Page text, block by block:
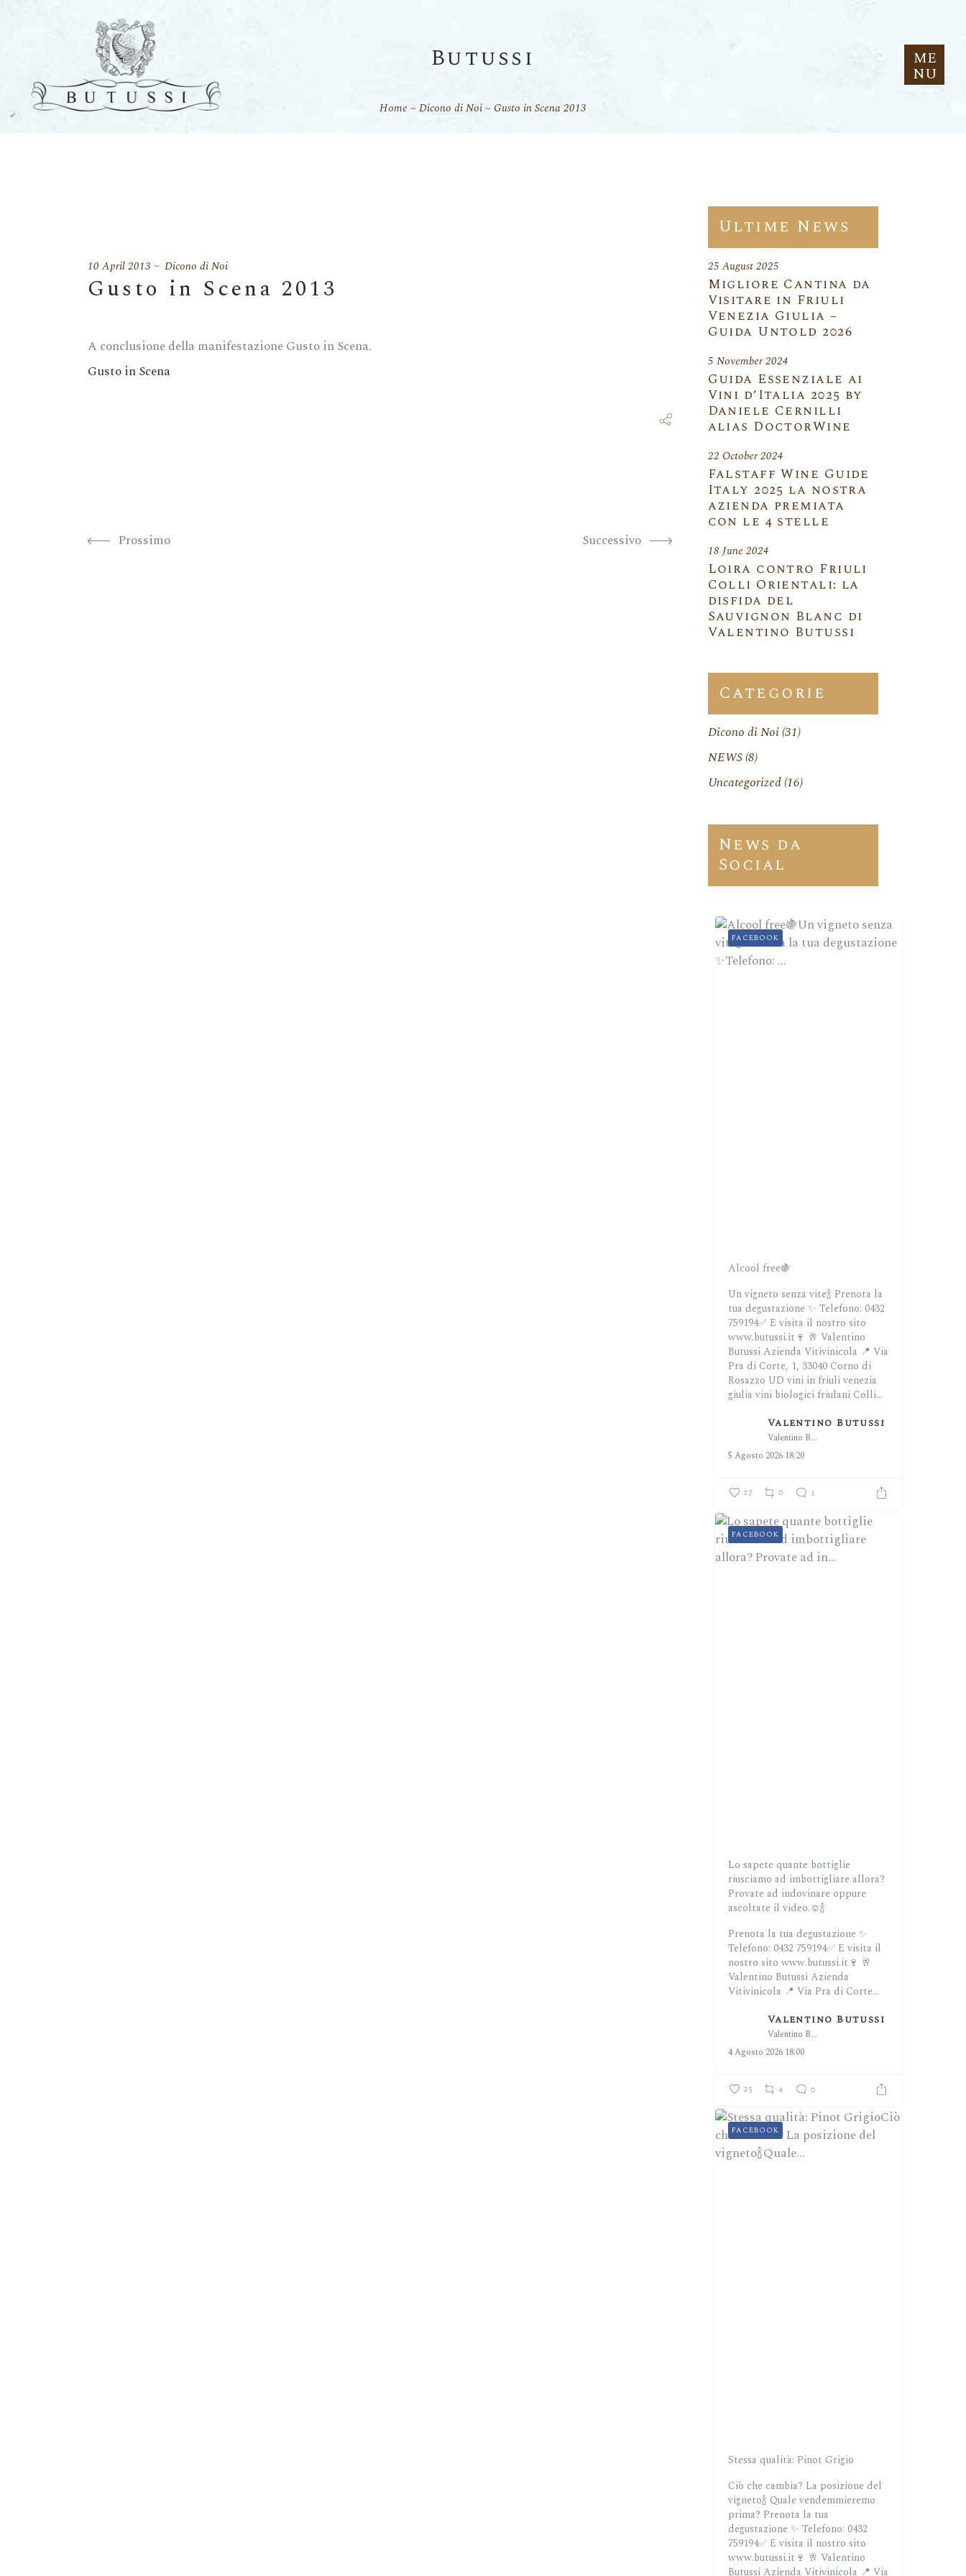
ME
NU
Butussi
Home Dicono di Noi Gusto in Scena 2013
10 April 2013 Dicono di Noi
Gusto in Scena 2013
A conclusione della manifestazione Gusto in Scena.
Gusto in Scena
Prossimo Successivo
Ultime News
Migliore Cantina da
Visitare in Friuli
Venezia Giulia –
Guida Untold 2026
25 August 2025
Guida Essenziale ai
Vini d’Italia 2025 by
Daniele Cernilli
alias DoctorWine
5 November 2024
Falstaff Wine Guide
Italy 2025 la nostra
azienda premiata
con le 4 stelle
22 October 2024
Loira contro Friuli
Colli Orientali: la
disfida del
Sauvignon Blanc di
Valentino Butussi
18 June 2024
Categorie
Dicono di Noi(31)
NEWS(8)
Uncategorized(16)
News da
Social
Alcool free🍇
Un vigneto senza vite🍾 Prenota la
tua degustazione ✨ Telefono: 0432
759194✅ E visita il nostro sito
www.butussi.it🍷 🥂 Valentino
Butussi Azienda Vitivinicola 📍 Via
Pra di Corte, 1, 33040 Corno di
Rosazzo UD vini in friuli venezia
giulia vini biologici friulani Colli...
Valentino Butussi
Valentino Butussi
5 Agosto 2026 18:20
FACEBOOK
27 0 1
Lo sapete quante bottiglie
riusciamo ad imbottigliare allora?
Provate ad indovinare oppure
ascoltate il video.☺️🍾
Prenota la tua degustazione ✨
Telefono: 0432 759194✅ E visita il
nostro sito www.butussi.it🍷 🥂
Valentino Butussi Azienda
Vitivinicola 📍 Via Pra di Corte...
Valentino Butussi
Valentino Butussi
4 Agosto 2026 18:00
FACEBOOK
25 4 0
Stessa qualità: Pinot Grigio
Ciò che cambia? La posizione del
vigneto🍾 Quale vendemmieremo
prima? Prenota la tua
degustazione ✨ Telefono: 0432
759194✅ E visita il nostro sito
www.butussi.it🍷 🥂 Valentino
Butussi Azienda Vitivinicola 📍 Via
FACEBOOK